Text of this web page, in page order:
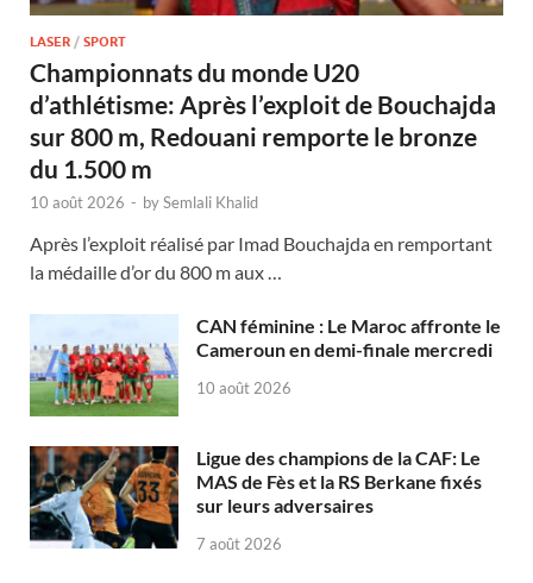
LASER / SPORT
Championnats du monde U20
d’athlétisme: Après l’exploit de Bouchajda
sur 800 m, Redouani remporte le bronze
du 1.500 m
10 août 2026 - bySemlali Khalid
Après l’exploit réalisé par Imad Bouchajda en remportant
la médaille d’or du 800 m aux …
CAN féminine : Le Maroc affronte le
Cameroun en demi-finale mercredi
10 août 2026
Ligue des champions de la CAF: Le
MAS de Fès et la RS Berkane fixés
sur leurs adversaires
7 août 2026